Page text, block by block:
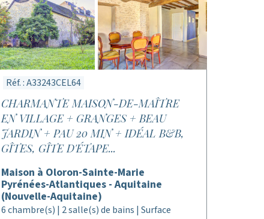
Réf. : A33243CEL64
CHARMANTE MAISON-DE-MAÎTRE
EN VILLAGE + GRANGES + BEAU
JARDIN + PAU 20 MIN + IDÉAL B&B,
GÎTES, GÎTE D'ÉTAPE...
Maison à Oloron-Sainte-Marie
Pyrénées-Atlantiques - Aquitaine
(Nouvelle-Aquitaine)
6 chambre(s) | 2 salle(s) de bains | Surface